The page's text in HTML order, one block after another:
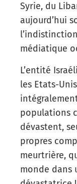
Syrie, du
aujourd’hui
l’indistinction
médiatique
L’entité
les Etats-
populations
dévastent,
propres
meurtrière,
monde dans